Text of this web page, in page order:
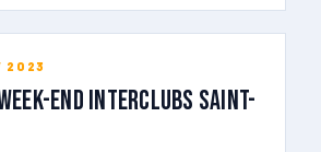
2023
end INTERCLUBS SAINT-